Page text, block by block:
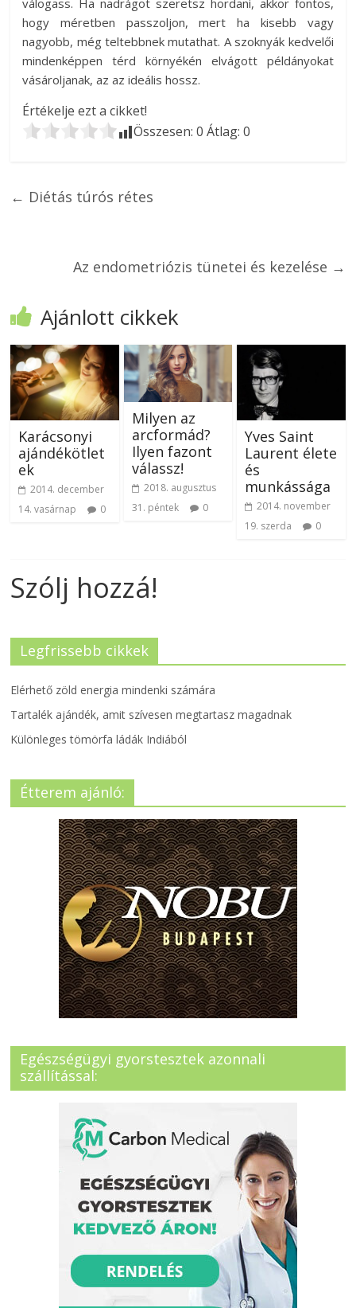
válogass. Ha nadrágot szeretsz hordani, akkor fontos,
hogy méretben passzoljon, mert ha kisebb vagy
nagyobb, még teltebbnek mutathat. A szoknyák kedvelői
mindenképpen térd környékén elvágott példányokat
vásároljanak, az az ideális hossz.
Értékelje ezt a cikket!
Összesen:0 Átlag:0
← Diétás túrós rétes
Az endometriózis tünetei és kezelése →
Ajánlott cikkek
Karácsonyi
ajándékötlet
ek
2014. december
14. vasárnap
0
Milyen az
arcformád?
Ilyen fazont
válassz!
2018. augusztus
31. péntek
0
Yves Saint
Laurent élete
és
munkássága
2014. november
19. szerda
0
Szólj hozzá!
Legfrissebb cikkek
Elérhető zöld energia mindenki számára
Tartalék ajándék, amit szívesen megtartasz magadnak
Különleges tömörfa ládák Indiából
Étterem ajánló:
Egészségügyi gyorstesztek azonnali
szállítással: